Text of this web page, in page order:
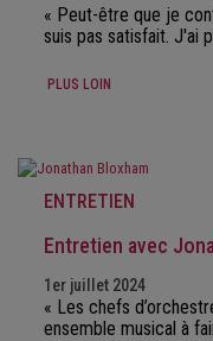
« Peut-être que je
suis pas satisfait. J'ai
PLUS LOIN
ENTRETIEN
Entretien avec
1er juillet 2024
« Les chefs
ensemble musical à